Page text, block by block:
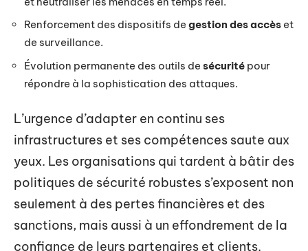
Renforcement des dispositifs de gestion des accès et
de surveillance.
Évolution permanente des outils de sécurité pour
répondre à la sophistication des attaques.
L’urgence d’adapter en continu ses
infrastructures et ses compétences saute aux
yeux. Les organisations qui tardent à bâtir des
politiques de sécurité robustes s’exposent non
seulement à des pertes financières et des
sanctions, mais aussi à un effondrement de la
confiance de leurs partenaires et clients.